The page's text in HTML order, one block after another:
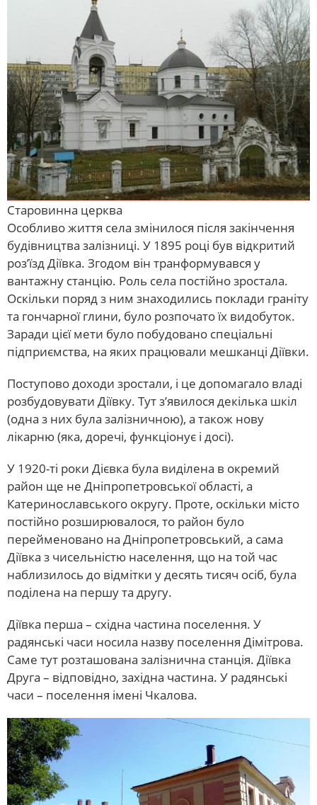
Старовинна церква
Особливо життя села змінилося після закінчення
будівництва залізниці. У 1895 році був відкритий
роз’їзд Діївка. Згодом він транформувався у
вантажну станцію. Роль села постійно зростала.
Оскільки поряд з ним знаходились поклади граніту
та гончарної глини, було розпочато їх видобуток.
Заради цієї мети було побудовано спеціальні
підприємства, на яких працювали мешканці Діївки.
Поступово доходи зростали, і це допомагало владі
розбудовувати Діївку. Тут з’явилося декілька шкіл
(одна з них була залізничною), а також нову
лікарню (яка, доречі, функціонує і досі).
У 1920-ті роки Дієвка була виділена в окремий
район ще не Дніпропетровської області, а
Катеринославського округу. Проте, оскільки місто
постійно розширювалося, то район було
перейменовано на Дніпропетровський, а сама
Діївка з чисельністю населення, що на той час
наблизилось до відмітки у десять тисяч осіб, була
поділена на першу та другу.
Діївка перша – східна частина поселення. У
радянські часи носила назву поселення Дімітрова.
Саме тут розташована залізнична станція. Діївка
Друга – відповідно, західна частина. У радянські
часи – поселення імені Чкалова.